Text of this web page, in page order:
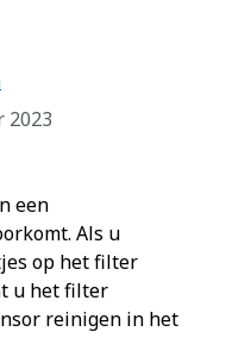
2023
een
Als u
op het filter
u het filter
reinigen in het